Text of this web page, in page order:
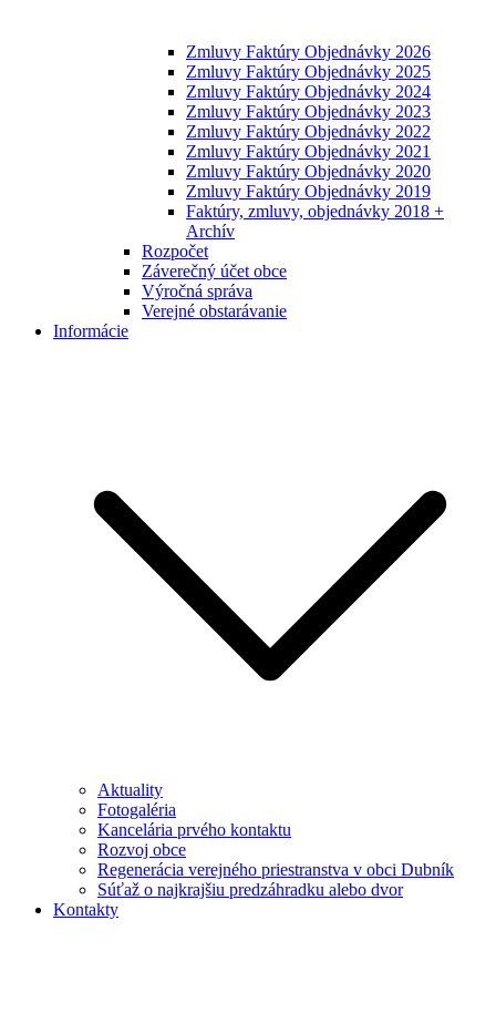
Zmluvy Faktúry Objednávky 2026
Zmluvy Faktúry Objednávky 2025
Zmluvy Faktúry Objednávky 2024
Zmluvy Faktúry Objednávky 2023
Zmluvy Faktúry Objednávky 2022
Zmluvy Faktúry Objednávky 2021
Zmluvy Faktúry Objednávky 2020
Zmluvy Faktúry Objednávky 2019
Faktúry, zmluvy, objednávky 2018 +
Archív
Rozpočet
Záverečný účet obce
Výročná správa
Verejné obstarávanie
Informácie
Aktuality
Fotogaléria
Kancelária prvého kontaktu
Rozvoj obce
Regenerácia verejného priestranstva v obci Dubník
Súťaž o najkrajšiu predzáhradku alebo dvor
Kontakty